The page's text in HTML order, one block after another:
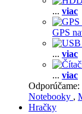
... viac
GPS
... viac
... viac
Odporúčame:
Notebooky ,
Hračky